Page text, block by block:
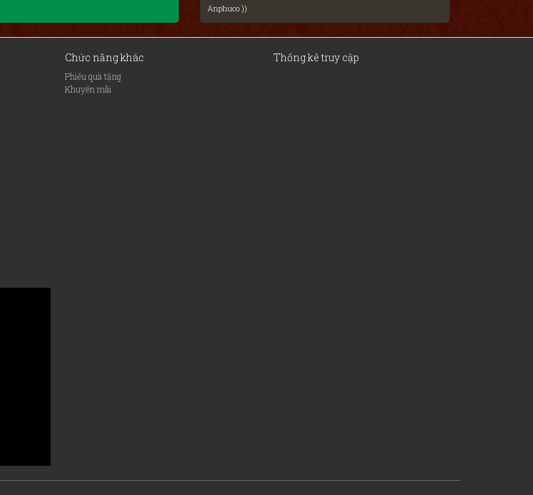
Anphuco ))
Chức năng khác
Phiếu quà tặng
Khuyến mãi
Thống kê truy cập